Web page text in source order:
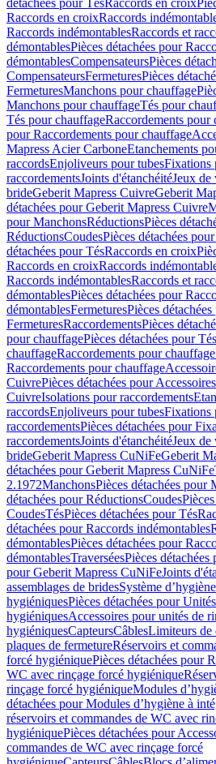
détachées pour TésRaccords en croix
Raccords en croixRaccords
Raccords indémontablesRaccords et
démontablesPièces détachées pour
démontablesCompensateursPièces
CompensateursFermeturesPièces
FermeturesManchons pour chauffage
Manchons pour chauffageTés pour
Tés pour chauffageRaccordements pour
pour Raccordements pour chauffage
Mapress Acier CarboneEtanchements
raccordsEnjoliveurs pour tubesFixations
raccordementsJoints d'étanchéitéJeux de
brideGeberit Mapress CuivreGeberit
détachées pour Geberit Mapress Cuivre
pour ManchonsRéductionsPièces
RéductionsCoudesPièces détachées
détachées pour TésRaccords en croix
Raccords en croixRaccords
Raccords indémontablesRaccords et
démontablesPièces détachées pour
démontablesFermeturesPièces
FermeturesRaccordementsPièces
pour chauffagePièces détachées pour
chauffageRaccordements pour chauffage
Raccordements pour chauffage
CuivrePièces détachées pour
CuivreIsolations pour raccordements
raccordsEnjoliveurs pour tubesFixations
raccordementsPièces détachées pour
raccordementsJoints d'étanchéitéJeux de
brideGeberit Mapress CuNiFeGeberit
détachées pour Geberit Mapress CuNiFe
2.1972ManchonsPièces détachées pour
détachées pour RéductionsCoudes
CoudesTésPièces détachées pour Tés
détachées pour Raccords indémontables
démontablesPièces détachées pour
démontablesTraverséesPièces détachées
pour Geberit Mapress CuNiFeJoints
assemblages de bridesSystème
hygiéniquesPièces détachées pour
hygiéniquesAccessoires pour unités de
hygiéniquesCapteursCâblesLimiteurs de
plaques de fermetureRéservoirs et
forcé hygiéniquePièces détachées pour
WC avec rinçage forcé hygiénique
rinçage forcé hygiéniqueModules
détachées pour Modules d’hygiène à
réservoirs et commandes de WC avec
hygiéniquePièces détachées pour
commandes de WC avec rinçage forcé